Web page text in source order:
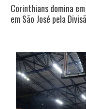
Corinthians domina
em São José pela